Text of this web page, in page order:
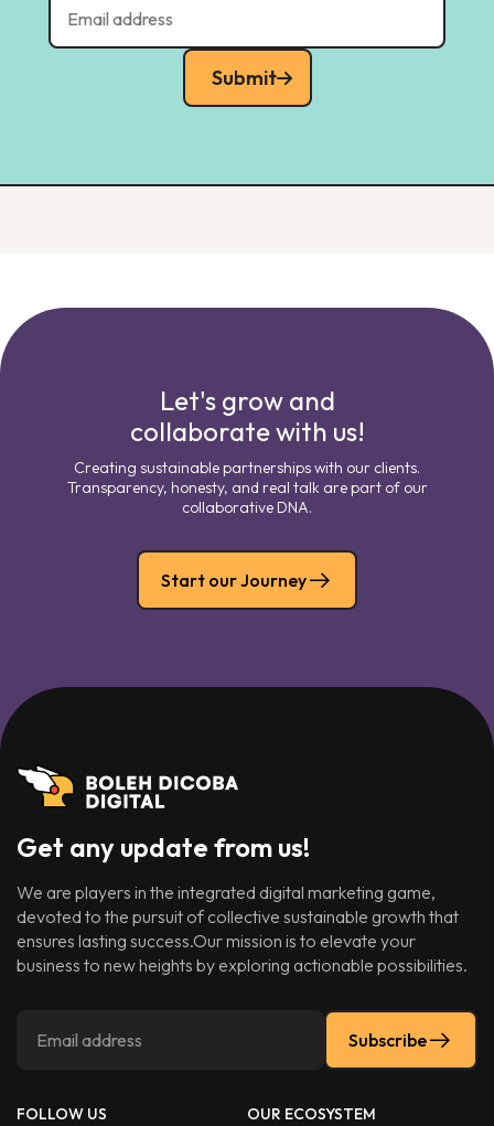
Submit
Let's grow and
collaborate with us!
Creating sustainable partnerships with our clients.
Transparency, honesty, and real talk are part of our
collaborative DNA.
Start our Journey
Get any update from us!
We are players in the integrated digital marketing game,
devoted to the pursuit of collective sustainable growth that
ensures lasting success.Our mission is to elevate your
business to new heights by exploring actionable possibilities.
Subscribe
FOLLOW US OUR ECOSYSTEM